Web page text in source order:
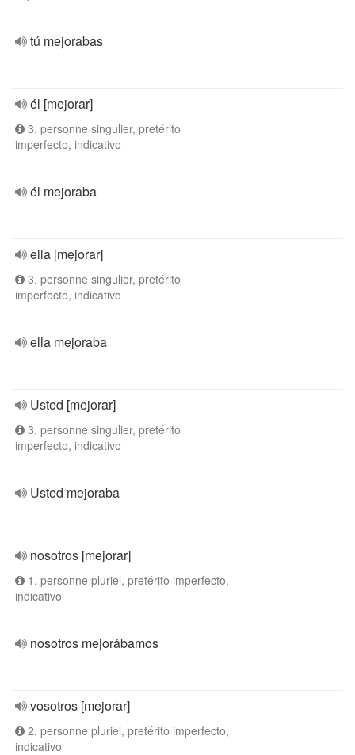
tú mejorabas
él [mejorar]
3. personne singulier, pretérito
imperfecto, indicativo
él mejoraba
ella [mejorar]
3. personne singulier, pretérito
imperfecto, indicativo
ella mejoraba
Usted [mejorar]
3. personne singulier, pretérito
imperfecto, indicativo
Usted mejoraba
nosotros [mejorar]
1. personne pluriel, pretérito imperfecto,
indicativo
nosotros mejorábamos
vosotros [mejorar]
2. personne pluriel, pretérito imperfecto,
indicativo